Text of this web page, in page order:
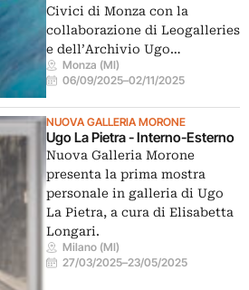
Civici di Monza con la
collaborazione di Leogalleries
e dell’Archivio Ugo…
Monza (MI)
06/09/2025–02/11/2025
NUOVA GALLERIA MORONE
Ugo La Pietra - Interno-Esterno
Nuova Galleria Morone
presenta la prima mostra
personale in galleria di Ugo
La Pietra, a cura di Elisabetta
Longari.
Milano (MI)
27/03/2025–23/05/2025